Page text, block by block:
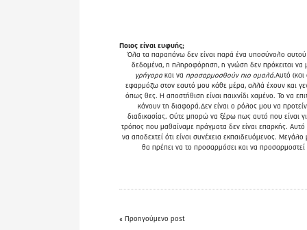
Ποιος είναι ευφυής;
Όλα τα παραπάνω δεν είναι παρά ένα υποσύνολο αυτού
δεδομένα, η πληροφόρηση, η γνώση δεν πρόκειται να
γρήγορα και ναπροσαρμοσθούν πιο ομαλά.Αυτό
εφαρμόζω στον εαυτό μου κάθε μέρα, αλλά έχουν και
όπως θες. Η αποστήθιση είναι παιχνίδι χαμένο. Το να
κάνουν τη διαφορά.Δεν είναι ο ρόλος μου να
διαδικασίας. Ούτε μπορώ να ξέρω πως αυτό που είναι
τρόπος που μαθαίναμε πράγματα δεν είναι επαρκής.
να αποδεχτεί ότι είναι συνέχεια εκπαιδευόμενος.
θα πρέπει να το προσαρμόσει και να
« Προηγούμενο post